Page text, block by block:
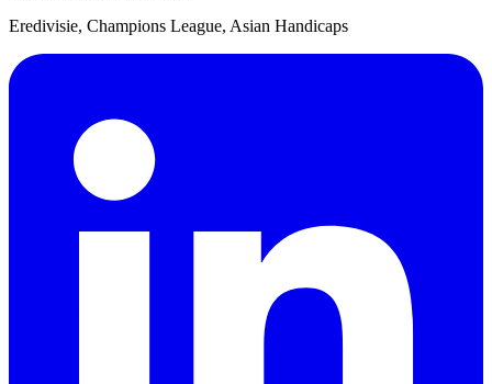
Eredivisie, Champions League, Asian Handicaps